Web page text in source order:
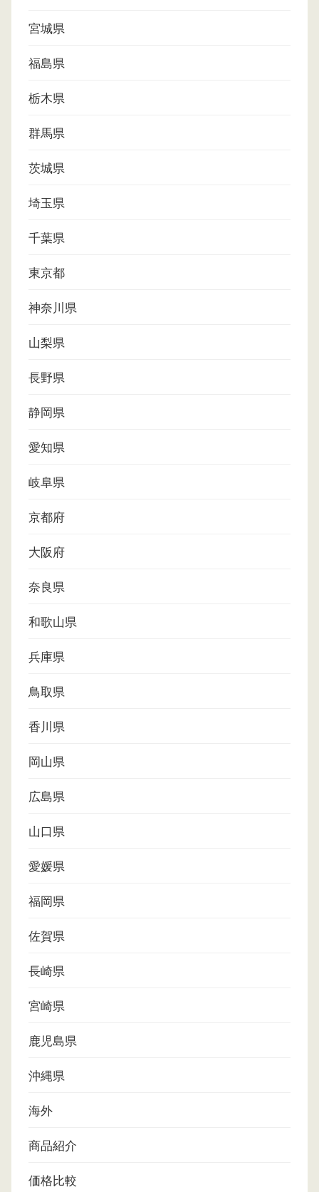
宮城県
福島県
栃木県
群馬県
茨城県
埼玉県
千葉県
東京都
神奈川県
山梨県
長野県
静岡県
愛知県
岐阜県
京都府
大阪府
奈良県
和歌山県
兵庫県
鳥取県
香川県
岡山県
広島県
山口県
愛媛県
福岡県
佐賀県
長崎県
宮崎県
鹿児島県
沖縄県
海外
商品紹介
価格比較